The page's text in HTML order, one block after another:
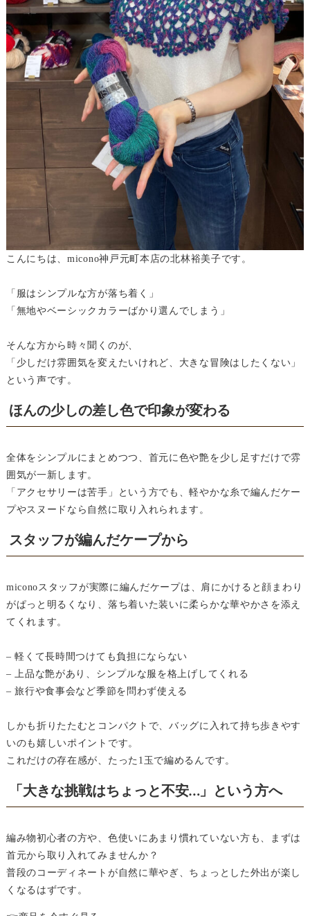
こんにちは、micono神戸元町本店の北林裕美子です。
「服はシンプルな方が落ち着く」
「無地やベーシックカラーばかり選んでしまう」
そんな方から時々聞くのが、
「少しだけ雰囲気を変えたいけれど、大きな冒険はしたくない」
という声です。
ほんの少しの差し色で印象が変わる
全体をシンプルにまとめつつ、首元に色や艶を少し足すだけで雰
囲気が一新します。
「アクセサリーは苦手」という方でも、軽やかな糸で編んだケー
プやスヌードなら自然に取り入れられます。
スタッフが編んだケープから
miconoスタッフが実際に編んだケープは、肩にかけると顔まわり
がぱっと明るくなり、落ち着いた装いに柔らかな華やかさを添え
てくれます。
– 軽くて長時間つけても負担にならない
– 上品な艶があり、シンプルな服を格上げしてくれる
– 旅行や食事会など季節を問わず使える
しかも折りたたむとコンパクトで、バッグに入れて持ち歩きやす
いのも嬉しいポイントです。
これだけの存在感が、たった1玉で編めるんです。
「大きな挑戦はちょっと不安…」という方へ
編み物初心者の方や、色使いにあまり慣れていない方も、まずは
首元から取り入れてみませんか？
普段のコーディネートが自然に華やぎ、ちょっとした外出が楽し
くなるはずです。